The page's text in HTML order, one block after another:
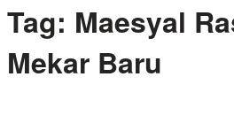
Tag: Maesyal
Mekar Baru